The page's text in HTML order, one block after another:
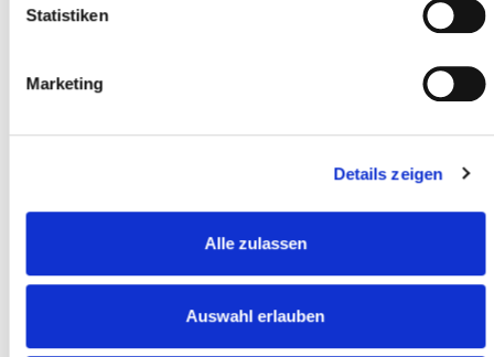
Statistiken
Marketing
Details zeigen
Alle zulassen
Auswahl erlauben
Teilnehmer
Anmeldung abschliessen